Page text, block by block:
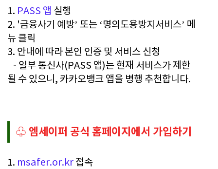
1. PASS 앱 실행
2. '금융사기 예방’ 또는 ‘명의도용방지서비스’ 메
뉴 클릭
3. 안내에 따라 본인 인증 및 서비스 신청
- 일부 통신사(PASS 앱)는 현재 서비스가 제한
될 수 있으니, 카카오뱅크 앱을 병행 추천합니다.
♧ 엠세이퍼 공식 홈페이지에서 가입하기
1. msafer.or.kr 접속